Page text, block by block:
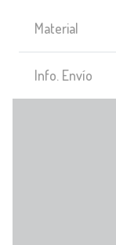
Material
Info. Envío